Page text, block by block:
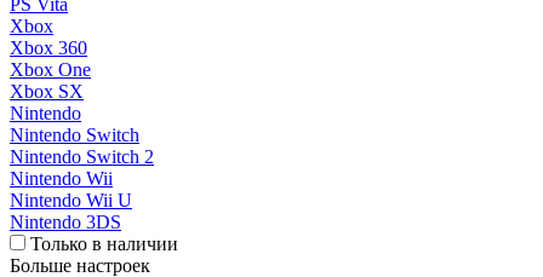
PS Vita
Xbox
Xbox 360
Xbox One
Xbox SX
Nintendo
Nintendo Switch
Nintendo Switch 2
Nintendo Wii
Nintendo Wii U
Nintendo 3DS
Только в наличии
Больше настроек